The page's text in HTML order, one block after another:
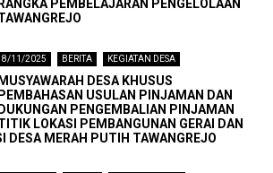
RANGKA PEMBELAJARAN PENGELOLAAN
8/11/2025 BERITA KEGIATAN DESA
MUSYAWARAH DESA KHUSUS
PEMBAHASAN USULAN PINJAMAN DAN
DUKUNGAN PENGEMBALIAN PINJAMAN
LOKASI PEMBANGUNAN GERAI DAN
DESA MERAH PUTIH TAWANGREJO